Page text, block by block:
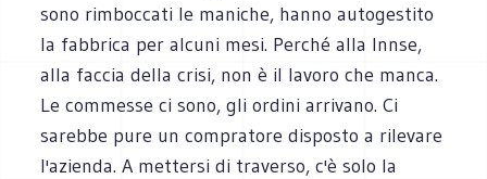
sono rimboccati le maniche, hanno autogestito
la fabbrica per alcuni mesi. Perché alla Innse,
alla faccia della crisi, non è il lavoro che manca.
Le commesse ci sono, gli ordini arrivano. Ci
sarebbe pure un compratore disposto a rilevare
l'azienda. A mettersi di traverso, c'è solo la